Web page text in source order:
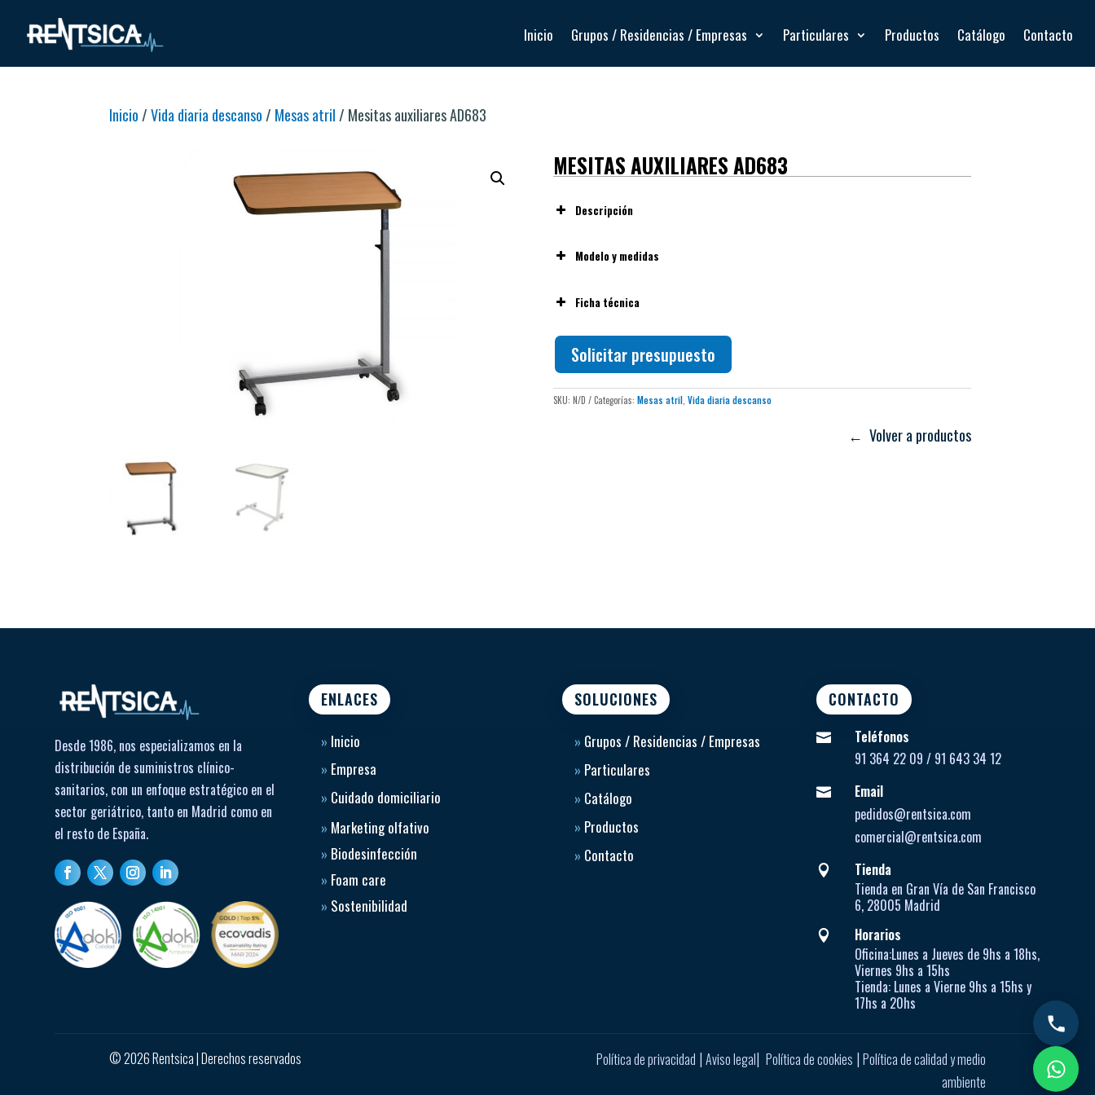
Inicio Grupos / Residencias / Empresas Particulares Productos Catálogo Contacto
Inicio /Vida diaria descanso / Mesas atril / Mesitas auxiliares AD683
MESITAS AUXILIARES AD683
Descripción
Modelo y medidas
Ficha técnica
Solicitar presupuesto
SKU: N/D Categorías: Mesas atril, Vida diaria descanso
← Volver a productos
Desde 1986, nos especializamos en la
distribución de suministros clínico-
sanitarios, con un enfoque estratégico en el
sector geriátrico, tanto en Madrid como en
el resto de España.
ENLACES
» Inicio
» Empresa
» Cuidado domiciliario
» Marketing olfativo
» Biodesinfección
» Foam care
» Sostenibilidad
SOLUCIONES
» Grupos / Residencias / Empresas
» Particulares
» Catálogo
» Productos
» Contacto
CONTACTO

Teléfonos
91 364 22 09 / 91 643 34 12

Email
pedidos@rentsica.com
comercial@rentsica.com

Tienda
Tienda en Gran Vía de San Francisco
6, 28005 Madrid

Horarios
Oficina:Lunes a Jueves de9hs a 18hs,
Viernes 9hs a 15hs
Tienda: Lunes a Vierne9hs a 15hs y
17hs a 20hs
© 2026 Rentsica | Derechos reservados Política de privacidad | Aviso legal| Política de cookies | Política de calidad y medio
ambiente